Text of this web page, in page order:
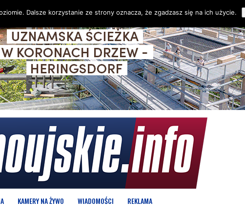
KAMERY NA ŻYWO WIADOMOŚCI REKLAMA
Dalsze korzystanie ze strony oznacza, że zgadzasz się na ich użycie.